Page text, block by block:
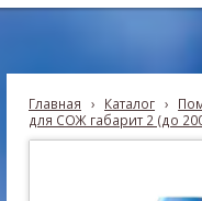
Главная › Каталог ›
для СОЖ габарит 2 (до